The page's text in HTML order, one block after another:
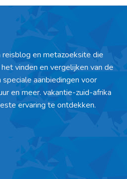
en metazoeksite die
vinden en vergelijken van de
aanbiedingen voor
en meer. vakantie-zuid-afrika
ervaring te ontdekken.